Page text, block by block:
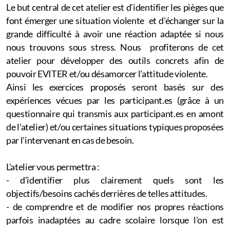
Le but central de cet atelier est d'identifier les pièges que
font émerger une situation violente et d'échanger sur la
grande difficulté à avoir une réaction adaptée si nous
nous trouvons sous stress. Nous profiterons de cet
atelier pour développer des outils concrets afin de
pouvoir EVITER et/ou désamorcer l'attitude violente.
Ainsi les exercices proposés seront basés sur des
expériences vécues par les participant.es (grâce à un
questionnaire qui transmis aux participant.es en amont
de l'atelier) et/ou certaines situations typiques proposées
par l'intervenant en cas de besoin.
L'atelier vous permettra :
- d'identifier plus clairement quels sont les
objectifs/besoins cachés derrières de telles attitudes.
- de comprendre et de modifier nos propres réactions
parfois inadaptées au cadre scolaire lorsque l'on est